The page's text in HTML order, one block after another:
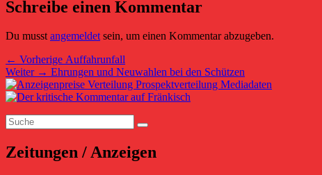
Schreibe einen Kommentar
Du musstangemeldetsein, um einen Kommentar abzugeben.
Beitragsnavigation
← Vorherige Vorheriger
Beitrag:
Auffahrunfall
Weiter → Nächster
Beitrag:
Ehrungen und Neuwahlen bei den Schützen
Primärer
Seitenleisten-
Widgetbereich
Suchen
nach:
Suchen
Zeitungen / Anzeigen